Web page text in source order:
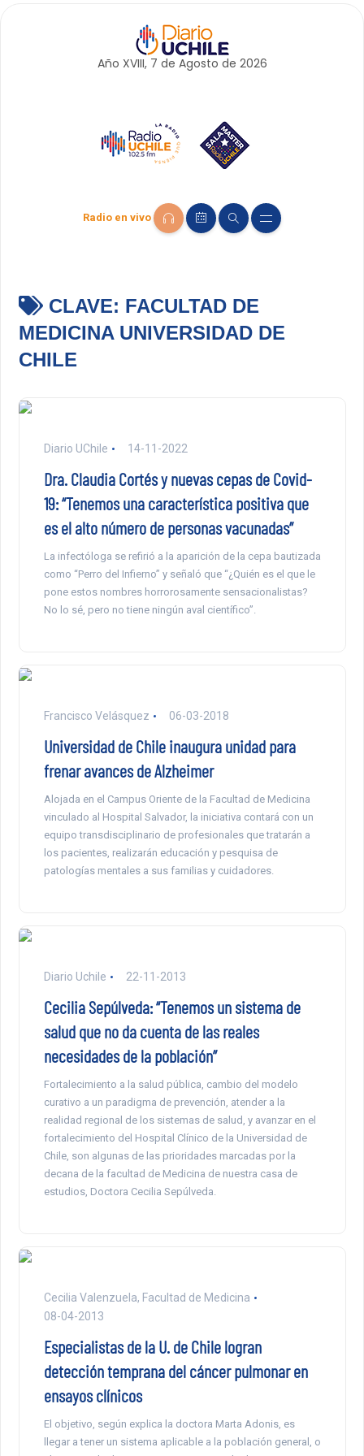
Año XVIII, 7 de Agosto de 2026
Radio en vivo
CLAVE: FACULTAD DE
MEDICINA UNIVERSIDAD DE
CHILE
Diario UChile 14-11-2022
Dra. Claudia Cortés y nuevas cepas de Covid-
19: “Tenemos una característica positiva que
es el alto número de personas vacunadas”
La infectóloga se refirió a la aparición de la cepa bautizada
como “Perro del Infierno” y señaló que “¿Quién es el que le
pone estos nombres horrorosamente sensacionalistas?
No lo sé, pero no tiene ningún aval científico”.
Francisco Velásquez 06-03-2018
Universidad de Chile inaugura unidad para
frenar avances de Alzheimer
Alojada en el Campus Oriente de la Facultad de Medicina
vinculado al Hospital Salvador, la iniciativa contará con un
equipo transdisciplinario de profesionales que tratarán a
los pacientes, realizarán educación y pesquisa de
patologías mentales a sus familias y cuidadores.
Diario Uchile 22-11-2013
Cecilia Sepúlveda: “Tenemos un sistema de
salud que no da cuenta de las reales
necesidades de la población”
Fortalecimiento a la salud pública, cambio del modelo
curativo a un paradigma de prevención, atender a la
realidad regional de los sistemas de salud, y avanzar en el
fortalecimiento del Hospital Clínico de la Universidad de
Chile, son algunas de las prioridades marcadas por la
decana de la facultad de Medicina de nuestra casa de
estudios, Doctora Cecilia Sepúlveda.
Cecilia Valenzuela, Facultad de Medicina
08-04-2013
Especialistas de la U. de Chile logran
detección temprana del cáncer pulmonar en
ensayos clínicos
El objetivo, según explica la doctora Marta Adonis, es
llegar a tener un sistema aplicable a la población general, o